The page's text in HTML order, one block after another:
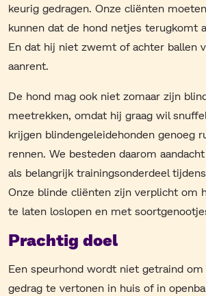
keurig gedragen. Onze cliënten
kunnen dat de hond netjes terugkomt
En dat hij niet zwemt of achter ballen
aanrent.
De hond mag ook niet zomaar zijn
meetrekken, omdat hij graag wil
krijgen blindengeleidehonden genoeg
rennen. We besteden daarom
als belangrijk trainingsonderdeel
Onze blinde cliënten zijn verplicht om
te laten loslopen en met
Prachtig doel
Een speurhond wordt niet getraind
gedrag te vertonen in huis of in